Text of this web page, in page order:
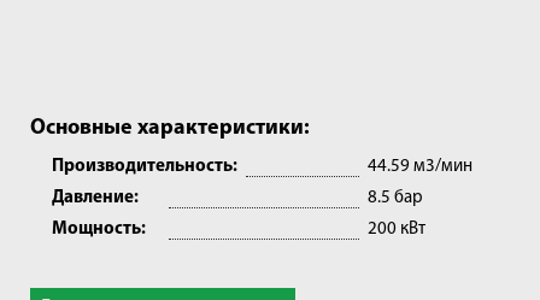
Основные характеристики:
Производительность:
44.59 м3/мин
Давление:
8.5 бар
Мощность:
200 кВт